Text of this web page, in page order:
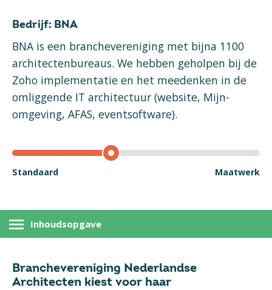
Bedrijf: BNA
BNA is een branchevereniging met bijna 1100
architectenbureaus. We hebben geholpen bij de
Zoho implementatie en het meedenken in de
omliggende IT architectuur (website, Mijn-
omgeving, AFAS, eventsoftware).
Standaard Maatwerk
Inhoudsopgave
Branchevereniging Nederlandse
Architecten kiest voor haar